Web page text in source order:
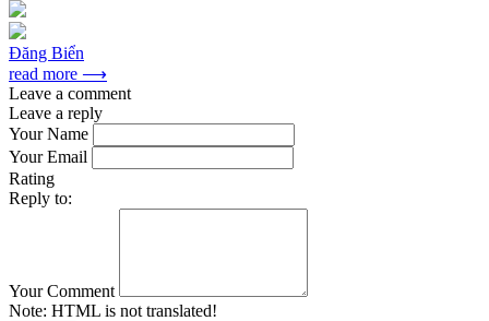
Đăng Biển
read more ⟶
Leave a comment
Leave a reply
Your Name
Your Email
Rating
Reply to:
Your Comment
Note: HTML is not translated!